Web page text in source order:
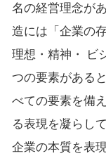
名の経営理念が
造には「企業の
理想・精神・ ビ
つの要素がある
べての要素を備
る表現を凝らし
企業の本質を表